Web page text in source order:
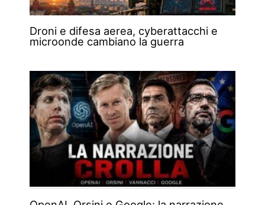
Droni e difesa aerea, cyberattacchi e
microonde cambiano la guerra